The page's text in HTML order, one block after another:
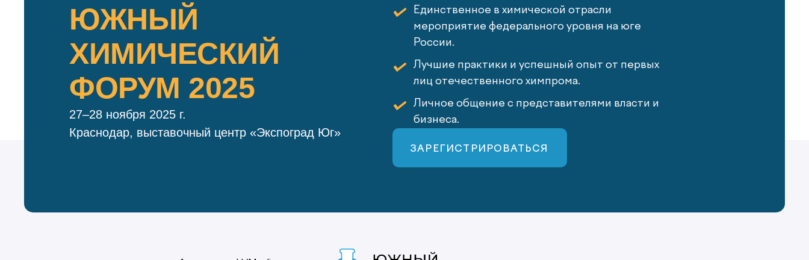
ЮЖНЫЙ
ХИМИЧЕСКИЙ
ФОРУМ 2025
27–28 ноября 2025 г.
Краснодар, выставочный центр «Экспоград Юг»
Единственное в химической отрасли
мероприятие федерального уровня на юге
России.
Лучшие практики и успешный опыт от первых
лиц отечественного химпрома.
Личное общение с представителями власти и
бизнеса.
ЗАРЕГИСТРИРОВАТЬСЯ